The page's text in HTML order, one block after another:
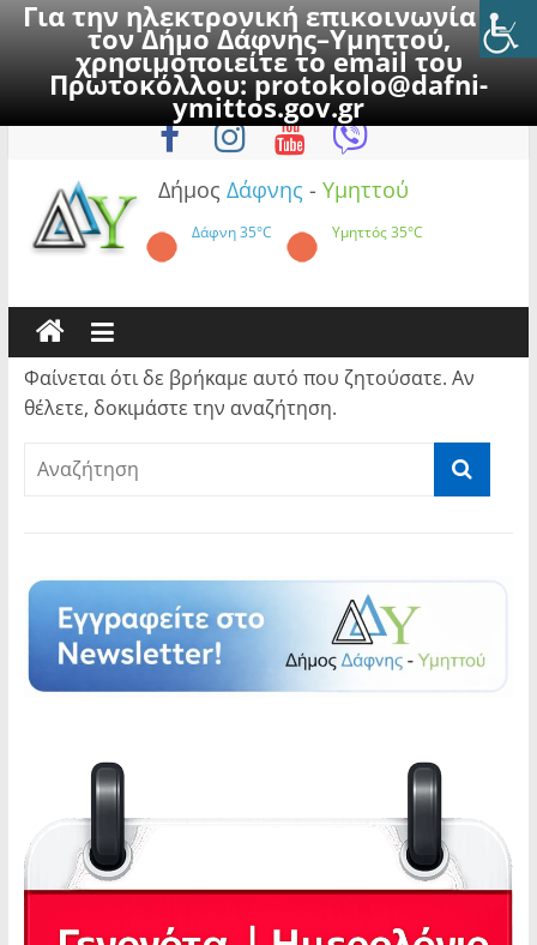
Για την ηλεκτρονική επικοινωνία με
τον Δήμο Δάφνης–Υμηττού,
χρησιμοποιείτε το email του
Πρωτοκόλλου:protokolo@dafni-
ymittos.gov.gr
to
Σάββατο, 8 Αυγούστου 2026
Δήμος Δάφνης - Υμηττού
Δάφνη35°C Υμηττός35°C
Φαίνεται ότι δε βρήκαμε αυτό που ζητούσατε. Αν
θέλετε, δοκιμάστε την αναζήτηση.